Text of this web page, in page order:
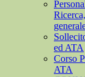
ed ATA
Corso
ATA